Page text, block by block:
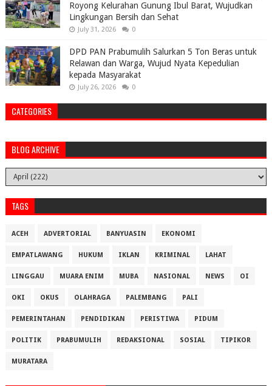
Royong Kelurahan Gunung Ibul Barat, Wujudkan
Lingkungan Bersih dan Sehat
July 31, 2026 0
DPD PAN Prabumulih Salurkan 5 Ton Beras untuk
Relawan dan Warga, Wujud Nyata Kepedulian
kepada Masyarakat
July 26, 2026 0
CATEGORIES
BLOG ARCHIVE
TAGS
ACEH ADVERTORIAL BANYUASIN EKONOMI
EMPATLAWANG HUKUM IKLAN KRIMINAL LAHAT
LINGGAU MUARA ENIM MUBA NASIONAL NEWS OI
OKI OKUS OLAHRAGA PALEMBANG PALI
PEMERINTAHAN PENDIDIKAN PERISTIWA PIDUM
POLITIK PRABUMULIH REDAKSIONAL SOSIAL TIPIKOR
MURATARA